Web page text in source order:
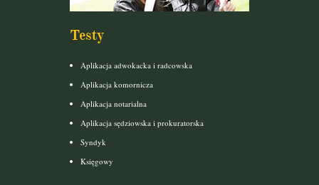
Testy
Aplikacja adwokacka i radcowska
Aplikacja komornicza
Aplikacja notarialna
Aplikacja sędziowska i prokuratorska
Syndyk
Księgowy